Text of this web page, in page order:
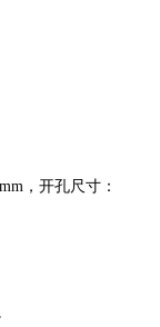
，开孔尺寸：